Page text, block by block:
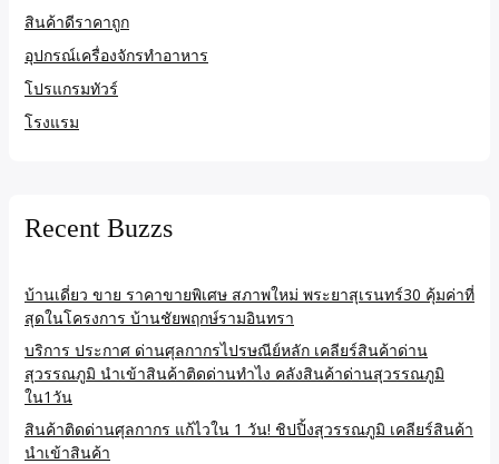
สินค้าดีราคาถูก
อุปกรณ์เครื่องจักรทำอาหาร
โปรแกรมทัวร์
โรงแรม
Recent Buzzs
บ้านเดี่ยว ขาย ราคาขายพิเศษ สภาพใหม่ พระยาสุเรนทร์30 คุ้มค่าที่
สุดในโครงการ บ้านชัยพฤกษ์รามอินทรา
บริการ ประกาศ ด่านศุลกากรไปรษณีย์หลัก เคลียร์สินค้าด่าน
สุวรรณภูมิ นำเข้าสินค้าติดด่านทำไง คลังสินค้าด่านสุวรรณภูมิ
ใน1วัน
สินค้าติดด่านศุลกากร แก้ไวใน 1 วัน! ชิปปิ้งสุวรรณภูมิ เคลียร์สินค้า
นำเข้าสินค้า